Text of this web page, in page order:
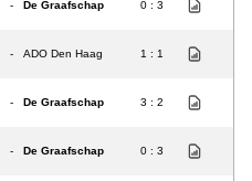
- De Graafschap 0 : 3
- ADO Den Haag 1 : 1
- De Graafschap 3 : 2
- De Graafschap 0 : 3